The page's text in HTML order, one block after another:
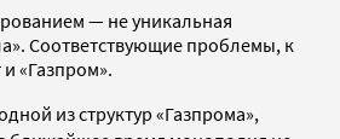
— не уникальная
Соответствующие проблемы, к
«Газпром».
из структур «Газпрома»,